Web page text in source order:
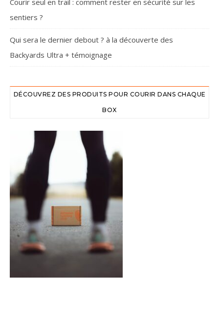
sentiers ?
Qui sera le dernier debout ? à la découverte des
Backyards Ultra + témoignage
DÉCOUVREZ DES PRODUITS POUR COURIR DANS CHAQUE
BOX